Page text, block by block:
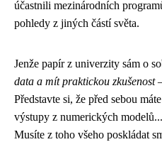
účastnili mezinárodních
pohledy z jiných částí světa.
Jenže papír z univerzity sám o
data a mít praktickou zkušenost
Představte si, že před sebou
výstupy z numerických
Musíte z toho všeho poskládat